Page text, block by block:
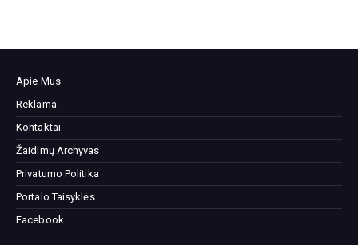
Apie Mus
Reklama
Kontaktai
Žaidimų Archyvas
Privatumo Politika
Portalo Taisyklės
Facebook